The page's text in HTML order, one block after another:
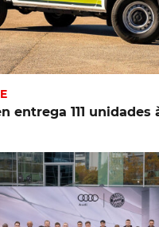
entrega 111 unidades